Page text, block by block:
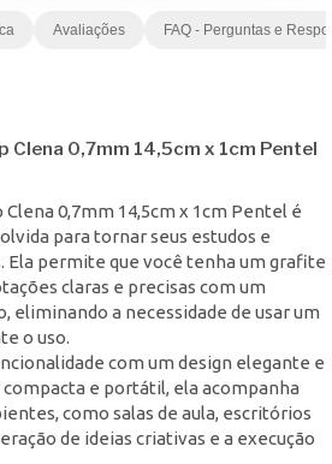
Avaliações FAQ - Perguntas e
Clena 0,7mm 14,5cm x 1cm Pentel
0,7mm 14,5cm x 1cm Pentel é
para tornar seus estudos e
permite que você tenha um grafite
claras e precisas com um
eliminando a necessidade de usar um
o uso.
com um design elegante e
e portátil, ela acompanha
como salas de aula, escritórios
de ideias criativas e a execução